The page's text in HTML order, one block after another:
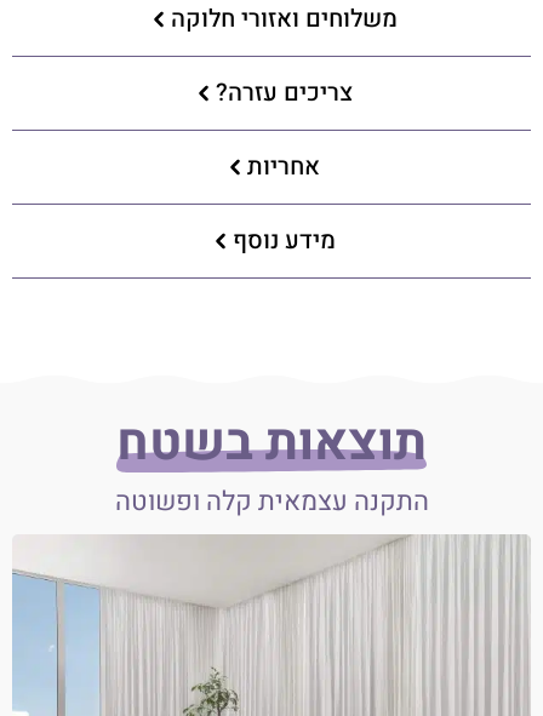
משלוחים ואזורי חלוקה
צריכים עזרה?
אחריות
מידע נוסף
תוצאות בשטח
התקנה עצמאית קלה ופשוטה